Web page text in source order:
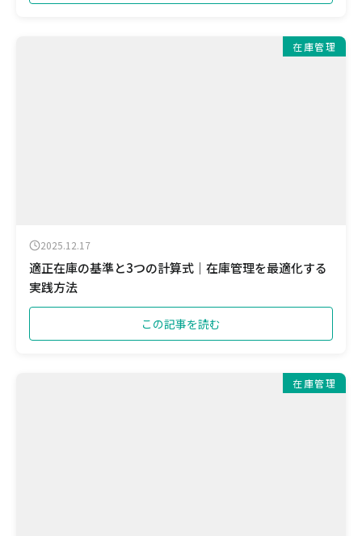
在庫管理
2025.12.17
適正在庫の基準と3つの計算式｜在庫管理を最適化する
実践方法
この記事を読む
在庫管理